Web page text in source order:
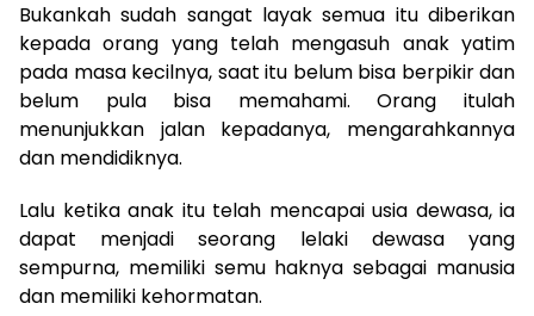
Bukankah sudah sangat layak semua itu diberikan
kepada orang yang telah mengasuh anak yatim
pada masa kecilnya, saat itu belum bisa berpikir dan
belum pula bisa memahami. Orang itulah
menunjukkan jalan kepadanya, mengarahkannya
dan mendidiknya.
Lalu ketika anak itu telah mencapai usia dewasa, ia
dapat menjadi seorang lelaki dewasa yang
sempurna, memiliki semu haknya sebagai manusia
dan memiliki kehormatan.